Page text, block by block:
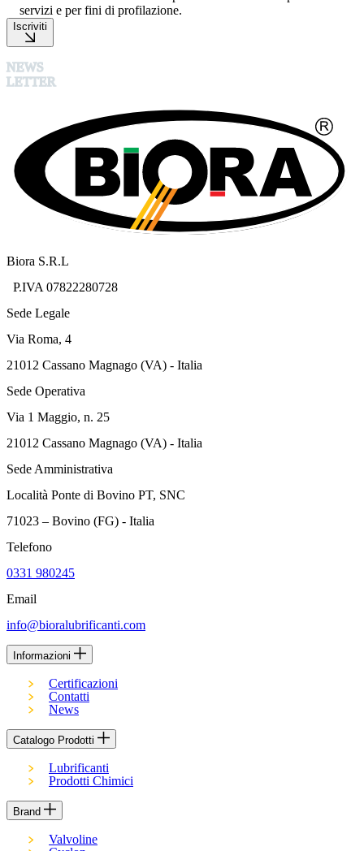
servizi e per fini di profilazione.
Iscriviti
NEWS
LETTER
Biora S.R.L
P.IVA 07822280728
Sede Legale
Via Roma, 4
21012 Cassano Magnago (VA) - Italia
Sede Operativa
Via 1 Maggio, n. 25
21012 Cassano Magnago (VA) - Italia
Sede Amministrativa
Località Ponte di Bovino PT, SNC
71023 – Bovino (FG) - Italia
Telefono
0331 980245
Email
info@bioralubrificanti.com
Informazioni
Certificazioni
Contatti
News
Catalogo Prodotti
Lubrificanti
Prodotti Chimici
Brand
Valvoline